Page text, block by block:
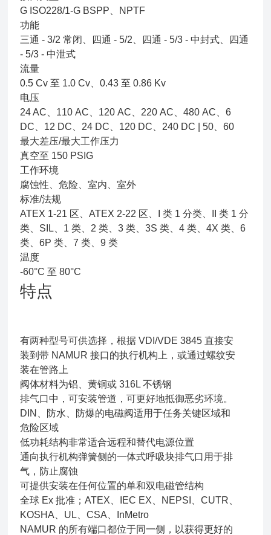
G ISO228/1-G BSPP、NPTF
功能
三通 - 3/2 常闭、四通 - 5/2、四通 - 5/3 - 中封式、四通
- 5/3 - 中泄式
流量
0.5 Cv 至 1.0 Cv、0.43 至 0.86 Kv
电压
24 AC、110 AC、120 AC、220 AC、480 AC、6
DC、12 DC、24 DC、120 DC、240 DC | 50、60
最大差压/最大工作压力
真空至 150 PSIG
工作环境
腐蚀性、危险、室内、室外
标准/法规
ATEX 1-21 区、ATEX 2-22 区、I 类 1 分类、II 类 1 分
类、SIL、1 类、2 类、3 类、3S 类、4 类、4X 类、6
类、6P 类、7 类、9 类
温度
-60°C 至 80°C
特点
有两种型号可供选择，根据 VDI/VDE 3845 直接安
装到带 NAMUR 接口的执行机构上，或通过螺纹安
装在管路上
阀体材料为铝、黄铜或 316L 不锈钢
排气口中，可安装管道，可更好地抵御恶劣环境。
DIN、防水、防爆的电磁阀适用于任务关键区域和
危险区域
低功耗结构非常适合远程和替代电源位置
通向执行机构弹簧侧的一体式呼吸块排气口用于排
气，防止腐蚀
可提供安装在任何位置的单和双电磁管结构
全球 Ex 批准；ATEX、IEC EX、NEPSI、CUTR、
KOSHA、UL、CSA、InMetro
NAMUR 的所有端口都位于同一侧，以获得更好的